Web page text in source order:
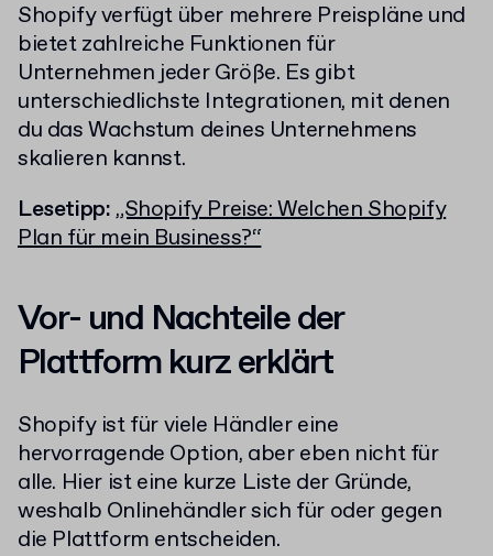
Shopify verfügt über mehrere Preispläne und
bietet zahlreiche Funktionen für
Unternehmen jeder Größe. Es gibt
unterschiedlichste Integrationen, mit denen
du das Wachstum deines Unternehmens
skalieren kannst.
Lesetipp:„Shopify Preise: Welchen Shopify
Plan für mein Business?“
Vor- und Nachteile der
Plattform kurz erklärt
Shopify ist für viele Händler eine
hervorragende Option, aber eben nicht für
alle. Hier ist eine kurze Liste der Gründe,
weshalb Onlinehändler sich für oder gegen
die Plattform entscheiden.